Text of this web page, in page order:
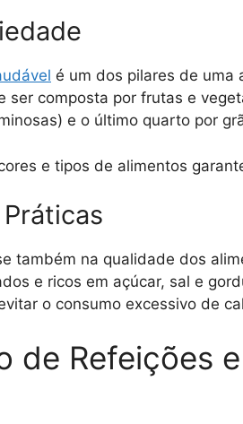
é um dos pilares de uma
ser composta por frutas e
e o último quarto por
e tipos de alimentos
também na qualidade dos
e ricos em açúcar, sal e
o consumo excessivo de
de Refeições